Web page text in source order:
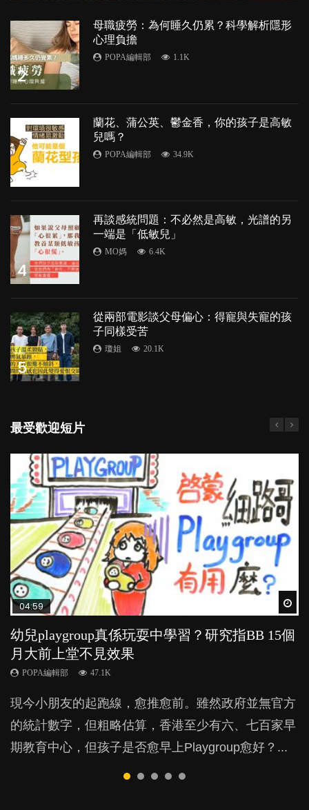
2
母職疲勞：為何睡久仍累？科學解析隱形
心理負擔
POPA編輯部 1.1K
3
蘭花、蒲公英、鬱金香，你的孩子是高敏
兒嗎？
POPA編輯部 34.9K
4
再談感統問題：不必然是高敏，光譜的另
一端是「低敏兒」
MO媽 6.4K
5
從兩部電影談父母偏心：得寵與失寵的孩
子同樣受苦
瓊姐 20.1K
最受歡迎短片
04:59
幼兒playgroup真係玩耍中學習？研究指BB 15個
月大前上堂不見效果
POPA編輯部 47.1K
現今小朋友的起跑線，愈推愈前。雖然政府並無官方
的統計數字，但粗略估算，香港至少有六、七百家早
期教育中心，但孩子是否愈早上Playgroup愈好？...
03:39
幼稚園遊戲課 如何刺激幼兒自發學習取代獎勵
與懲罰？
POPA編輯部 33.1K
由美國學者所創的 tools of the mind 課程，學生以遊
戲方式學習，學術能力和自制能力亦明顯比其他小朋
友優勝，到底這課程有何特別之處？...
04:06
全職好？在職好？｜全職媽媽與在職媽媽的壓
力與價值
POPA編輯部 25.8K
許多媽媽心底可能都有一刻掙扎過：究竟全職好，還
是在職好。雖說每個家庭都有自己的獨特狀況和考慮
因素，但原來全職和在職媽媽所養育的子女其實都各
03:02
老公患產後憂鬱症對BB的影響
POPA編輯部 15.9K
鬱，影響日常生活，嚴重的甚至會有自殺，或傷害小
朋友的念頭。但為何爸爸患上產後抑鬱往往難以察
覺？...
04:18
凡事以BB為中心，就係好爸媽？｜別忽視父母
的身心虛耗
POPA編輯部 31.5K
父母日夜無間、身心俱疲地照顧BB，如何做到正向
教養？部份父母更會為了小朋友放棄自己的嗜好、減
少出席朋友聚會等等，你以為會換來美好的親子關
係，有助小朋友成長，但原來父母身心虛耗對孩子的